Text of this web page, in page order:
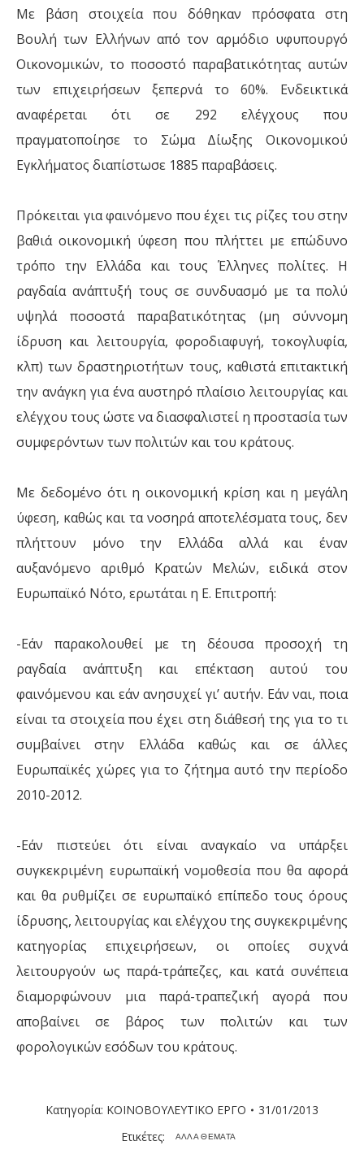
Με βάση στοιχεία που δόθηκαν πρόσφατα στη
Βουλή των Ελλήνων από τον αρμόδιο υφυπουργό
Οικονομικών, το ποσοστό παραβατικότητας αυτών
των επιχειρήσεων ξεπερνά το 60%. Ενδεικτικά
αναφέρεται ότι σε 292 ελέγχους που
πραγματοποίησε το Σώμα Δίωξης Οικονομικού
Εγκλήματος διαπίστωσε 1885 παραβάσεις.
Πρόκειται για φαινόμενο που έχει τις ρίζες του στην
βαθιά οικονομική ύφεση που πλήττει με επώδυνο
τρόπο την Ελλάδα και τους Έλληνες πολίτες. Η
ραγδαία ανάπτυξή τους σε συνδυασμό με τα πολύ
υψηλά ποσοστά παραβατικότητας (μη σύννομη
ίδρυση και λειτουργία, φοροδιαφυγή, τοκογλυφία,
κλπ) των δραστηριοτήτων τους, καθιστά επιτακτική
την ανάγκη για ένα αυστηρό πλαίσιο λειτουργίας και
ελέγχου τους ώστε να διασφαλιστεί η προστασία των
συμφερόντων των πολιτών και του κράτους.
Με δεδομένο ότι η οικονομική κρίση και η μεγάλη
ύφεση, καθώς και τα νοσηρά αποτελέσματα τους, δεν
πλήττουν μόνο την Ελλάδα αλλά και έναν
αυξανόμενο αριθμό Κρατών Μελών, ειδικά στον
Ευρωπαϊκό Νότο, ερωτάται η Ε. Επιτροπή:
-Εάν παρακολουθεί με τη δέουσα προσοχή τη
ραγδαία ανάπτυξη και επέκταση αυτού του
φαινόμενου και εάν ανησυχεί γι’ αυτήν. Εάν ναι, ποια
είναι τα στοιχεία που έχει στη διάθεσή της για το τι
συμβαίνει στην Ελλάδα καθώς και σε άλλες
Ευρωπαϊκές χώρες για το ζήτημα αυτό την περίοδο
2010-2012.
-Εάν πιστεύει ότι είναι αναγκαίο να υπάρξει
συγκεκριμένη ευρωπαϊκή νομοθεσία που θα αφορά
και θα ρυθμίζει σε ευρωπαϊκό επίπεδο τους όρους
ίδρυσης, λειτουργίας και ελέγχου της συγκεκριμένης
κατηγορίας επιχειρήσεων, οι οποίες συχνά
λειτουργούν ως παρά-τράπεζες, και κατά συνέπεια
διαμορφώνουν μια παρά-τραπεζική αγορά που
αποβαίνει σε βάρος των πολιτών και των
φορολογικών εσόδων του κράτους.
Κατηγορία: ΚΟΙΝΟΒΟΥΛΕΥΤΙΚΟ ΕΡΓΟ
31/01/2013
Ετικέτες:
ΑΛΛΑ ΘΕΜΑΤΑ